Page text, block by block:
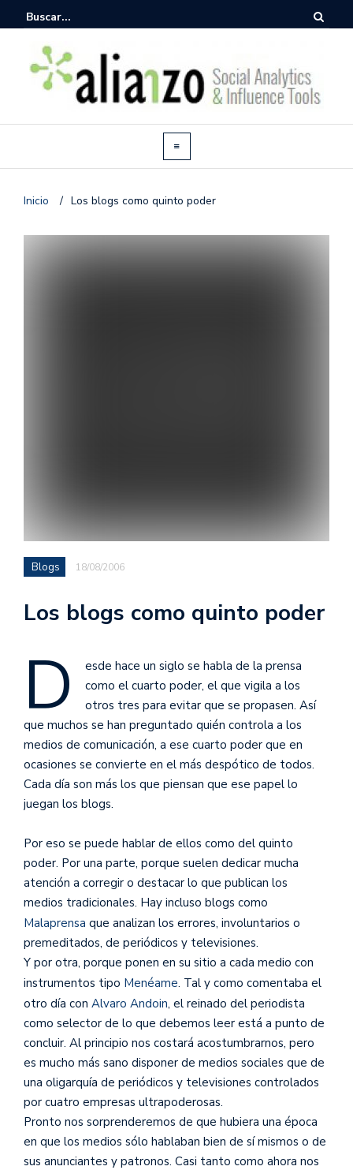
Inicio / Los blogs como quinto poder
Blogs 18/08/2006
Los blogs como quinto poder
D
esde hace un siglo se habla de la prensa
como el cuarto poder, el que vigila a los
otros tres para evitar que se propasen. Así
que muchos se han preguntado quién controla a los
medios de comunicación, a ese cuarto poder que en
ocasiones se convierte en el más despótico de todos.
Cada día son más los que piensan que ese papel lo
juegan los blogs.
Por eso se puede hablar de ellos como del quinto
poder. Por una parte, porque suelen dedicar mucha
atención a corregir o destacar lo que publican los
medios tradicionales. Hay incluso blogs como
Malaprensa que analizan los errores, involuntarios o
premeditados, de periódicos y televisiones.
Y por otra, porque ponen en su sitio a cada medio con
instrumentos tipo Menéame. Tal y como comentaba el
otro día con Alvaro Andoin, el reinado del periodista
como selector de lo que debemos leer está a punto de
concluir. Al principio nos costará acostumbrarnos, pero
es mucho más sano disponer de medios sociales que de
una oligarquía de periódicos y televisiones controlados
por cuatro empresas ultrapoderosas.
Pronto nos sorprenderemos de que hubiera una época
en que los medios sólo hablaban bien de sí mismos o de
sus anunciantes y patronos. Casi tanto como ahora nos